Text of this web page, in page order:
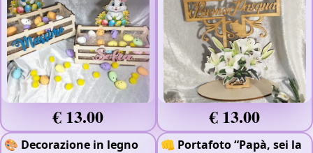
€ 13.00 € 13.00
🎨 Decorazione in legno 👊 Portafoto “Papà, sei la